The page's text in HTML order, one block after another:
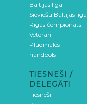
Baltijas līga
Sieviešu Baltijas līga
Rīgas čempionāts
Veterāni
Pludmales
handbols
TIESNEŠI /
DELEGĀTI
Tiesneši